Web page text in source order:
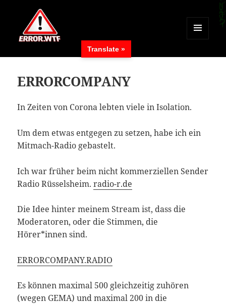
MENÜ
WIDGETS
ERRORCOMPANY
In Zeiten von Corona lebten viele in Isolation.
Um dem etwas entgegen zu setzen, habe ich ein
Mitmach-Radio gebastelt.
Ich war früher beim nicht kommerziellen Sender
Radio Rüsselsheim.radio-r.de
Die Idee hinter meinem Stream ist, dass die
Moderatoren, oder die Stimmen, die
Hörer*innen sind.
ERRORCOMPANY.RADIO
Es können maximal 500 gleichzeitig zuhören
(wegen GEMA) und maximal 200 in die
Translate »